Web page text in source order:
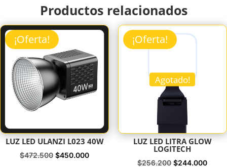
Productos relacionados
¡Oferta!
LUZ LED ULANZI L023 40W
$472.500 El
$450.000El
¡Oferta!
Agotado!
LUZ LED LITRA GLOW
LOGITECH
$256.200 El
$244.000El